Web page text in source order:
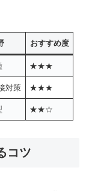
おすすめ度
★★★
対策 ★★★
★★☆
コツ